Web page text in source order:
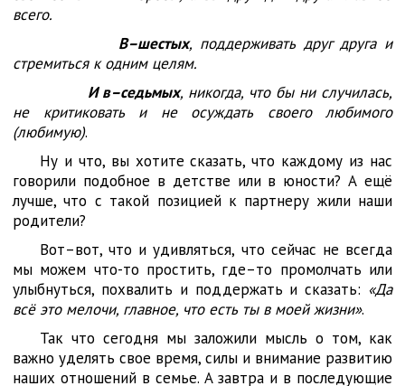
всего.
В–шестых, поддерживать друг друга и
стремиться к одним целям.
И в–седьмых, никогда, что бы ни случилась,
не критиковать и не осуждать своего любимого
(любимую).
Ну и что, вы хотите сказать, что каждому из нас
говорили подобное в детстве или в юности? А ещё
лучше, что с такой позицией к партнеру жили наши
родители?
Вот–вот, что и удивляться, что сейчас не всегда
мы можем что-то простить, где–то промолчать или
улыбнуться, похвалить и поддержать и сказать: «Да
всё это мелочи, главное, что есть ты в моей жизни».
Так что сегодня мы заложили мысль о том, как
важно уделять свое время, силы и внимание развитию
наших отношений в семье. А завтра и в последующие